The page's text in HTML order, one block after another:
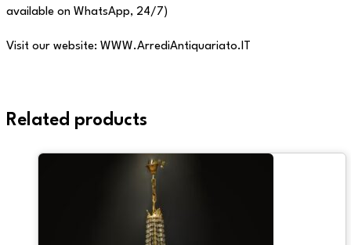
available on WhatsApp, 24/7)
Visit our website: WWW.ArrediAntiquariato.IT
Related products